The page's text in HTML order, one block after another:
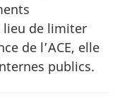
lieu de limiter
de l’ACE, elle
publics.